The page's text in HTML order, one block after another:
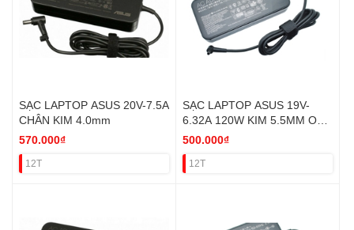
SẠC LAPTOP ASUS 20V-7.5A
CHÂN KIM 4.0mm
570.000₫
12T
SẠC LAPTOP ASUS 19V-
6.32A 120W KIM 5.5MM ORI
(FOR ASUS FX505)
500.000₫
12T